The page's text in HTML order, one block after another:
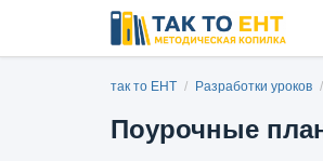
так то ЕНТ / Разработки уроков /
Поурочные